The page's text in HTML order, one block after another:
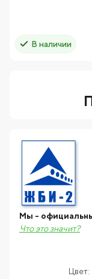
В наличии
Цвет:
Мы -
Что это значит?